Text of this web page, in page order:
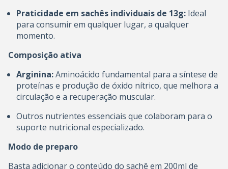
Praticidade em sachês individuais de 13g: Ideal
para consumir em qualquer lugar, a qualquer
momento.
Composição ativa
Arginina:Aminoácido fundamental para a síntese de
proteínas e produção de óxido nítrico, que melhora a
circulação e a recuperação muscular.
Outros nutrientes essenciais que colaboram para o
suporte nutricional especializado.
Modo de preparo
Basta adicionar o conteúdo do sachê em 200ml de